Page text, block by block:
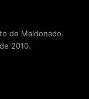
de Maldonado.
2010.